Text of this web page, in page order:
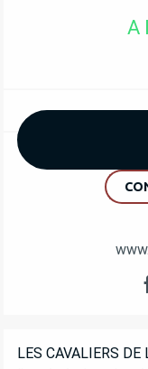
A
LES CAVALIERS